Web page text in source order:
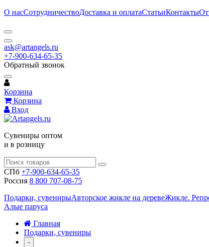
О насСотрудничествоДоставка и оплатаСтатьиКонтакты
ask@artangels.ru
+7-900-634-65-35
Обратный звонок
Корзина
Корзина
Вход
Сувениры оптом
и в розницу
СПб +7-900-634-65-35
Россия 8 800 707-08-75
Подарки, сувенирыАвторское жикле на деревеЖикле.
Алые паруса
Главная
Подарки, сувениры
-